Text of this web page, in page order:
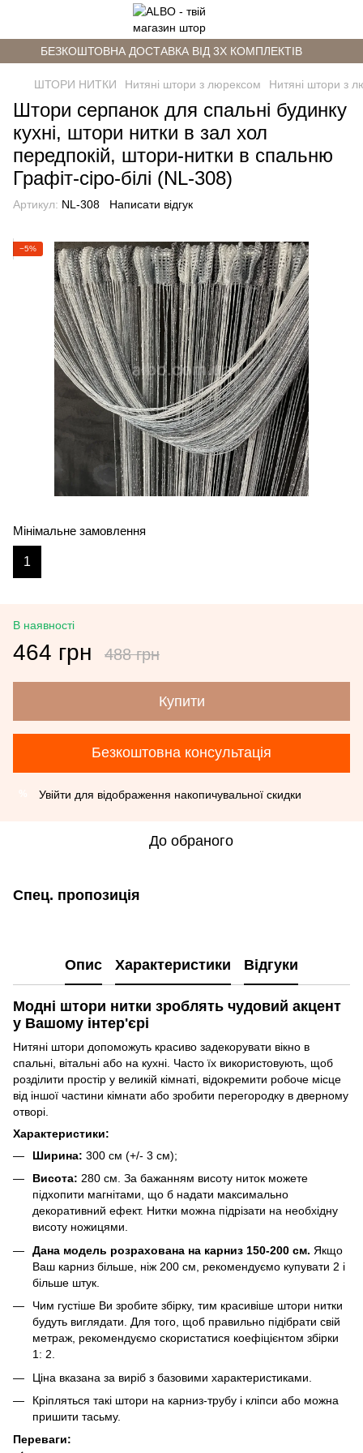
БЕЗКОШТОВНА ДОСТАВКА ВІД 3Х КОМПЛЕКТІВ
ШТОРИ НИТКИ Нитяні штори з люрексом Нитяні штори з
Штори серпанок для спальні будинку
кухні, штори нитки в зал хол
передпокій, штори-нитки в спальню
Графіт-сіро-білі (NL-308)
Артикул: NL-308 Написати відгук
−5%
Мінімальне замовлення
1
В наявності
464 грн 488 грн
Купити
Безкоштовна консультація
Увійти для відображення накопичувальної скидки
До обраного
Спец. пропозиція
Опис Характеристики Відгуки
Модні штори нитки зроблять чудовий акцент
у Вашому інтер'єрі
Нитяні штори допоможуть красиво задекорувати вікно в
спальні, вітальні або на кухні. Часто їх використовують, щоб
розділити простір у великій кімнаті, відокремити робоче місце
від іншої частини кімнати або зробити перегородку в дверному
отворі.
Характеристики:
Ширина: 300 см (+/- 3 см);
Висота: 280 см. За бажанням висоту ниток можете
підхопити магнітами, що б надати максимально
декоративний ефект. Нитки можна підрізати на необхідну
висоту ножицями.
Дана модель розрахована на карниз 150-200 см. Якщо
Ваш карниз більше, ніж 200 см, рекомендуємо купувати 2 і
більше штук.
Чим густіше Ви зробите збірку, тим красивіше штори нитки
будуть виглядати. Для того, щоб правильно підібрати свій
метраж, рекомендуємо скористатися коефіцієнтом збірки
1: 2.
Ціна вказана за виріб з базовими характеристиками.
Кріпляться такі штори на карниз-трубу і кліпси або можна
пришити тасьму.
Переваги: